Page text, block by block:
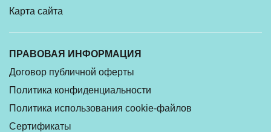
Карта сайта
ПРАВОВАЯ ИНФОРМАЦИЯ
Договор публичной оферты
Политика конфиденциальности
Политика использования cookie-файлов
Сертификаты